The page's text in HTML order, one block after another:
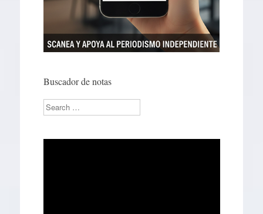
Buscador de notas
Search